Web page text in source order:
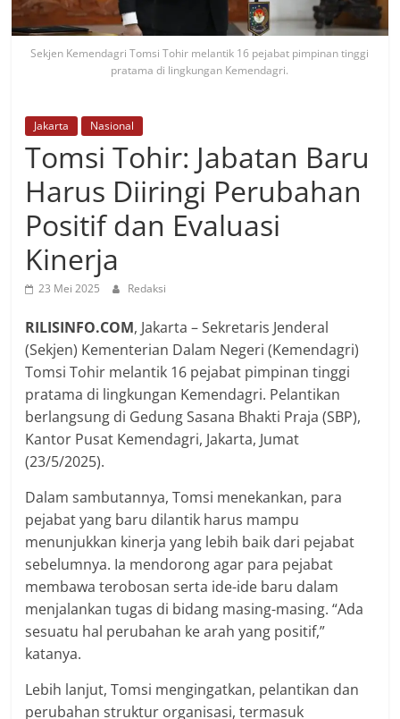
Sekjen Kemendagri Tomsi Tohir melantik 16 pejabat pimpinan tinggi
pratama di lingkungan Kemendagri.
Jakarta Nasional
Tomsi Tohir: Jabatan Baru
Harus Diiringi Perubahan
Positif dan Evaluasi
Kinerja
23 Mei 2025 Redaksi
RILISINFO.COM, Jakarta – Sekretaris Jenderal
(Sekjen) Kementerian Dalam Negeri (Kemendagri)
Tomsi Tohir melantik 16 pejabat pimpinan tinggi
pratama di lingkungan Kemendagri. Pelantikan
berlangsung di Gedung Sasana Bhakti Praja (SBP),
Kantor Pusat Kemendagri, Jakarta, Jumat
(23/5/2025).
Dalam sambutannya, Tomsi menekankan, para
pejabat yang baru dilantik harus mampu
menunjukkan kinerja yang lebih baik dari pejabat
sebelumnya. Ia mendorong agar para pejabat
membawa terobosan serta ide-ide baru dalam
menjalankan tugas di bidang masing-masing. “Ada
sesuatu hal perubahan ke arah yang positif,”
katanya.
Lebih lanjut, Tomsi mengingatkan, pelantikan dan
perubahan struktur organisasi, termasuk